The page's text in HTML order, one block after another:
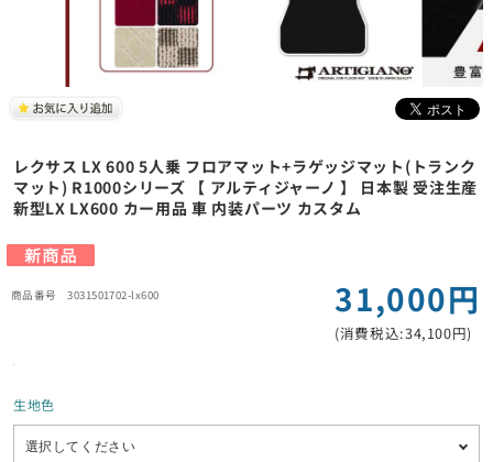
レクサス LX 600 5人乗 フロアマット+ラゲッジマット(トランク
マット) R1000シリーズ 【 アルティジャーノ 】 日本製 受注生産
新型LX LX600 カー用品 車 内装パーツ カスタム
3031501702-lx600 31,000円
(消費税込:34,100円)
生地色